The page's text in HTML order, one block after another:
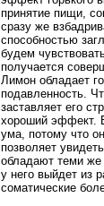
принятие пищи,
сразу же
способностью
будем
получается
Лимон обладает
подавленность.
заставляет его
хороший эффект.
ума, потому что
позволяет
обладают теми же
у него выйдет из
соматические